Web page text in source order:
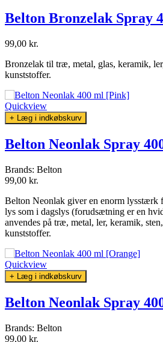
Belton Bronzelak Spray
99,00 kr.
Bronzelak til træ, metal, glas, keramik,
kunststoffer.
Quickview
+ Læg i indkøbskurv
Belton Neonlak Spray
Brands: Belton
99,00 kr.
Belton Neonlak giver en enorm lysstærk
lys som i dagslys (forudsætning er en
anvendes på træ, metal, ler, keramik,
kunststoffer.
Quickview
+ Læg i indkøbskurv
Belton Neonlak Spray
Brands: Belton
99,00 kr.